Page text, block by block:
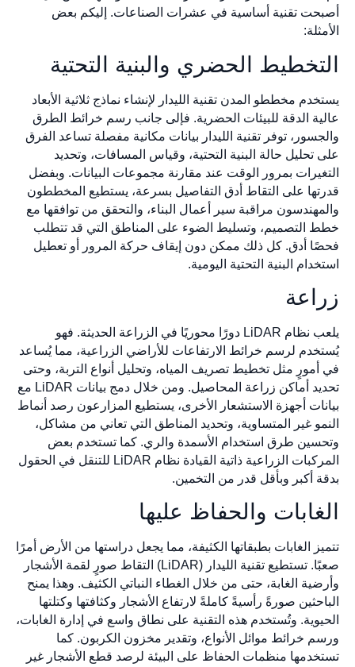
أصبحت تقنية أساسية في عشرات الصناعات. إليكم بعض
الأمثلة:
التخطيط الحضري والبنية التحتية
يستخدم مخططو المدن تقنية الليدار لإنشاء نماذج ثلاثية الأبعاد
عالية الدقة للبيئات الحضرية. فإلى جانب رسم خرائط الطرق
والجسور، توفر تقنية الليدار بيانات مكانية مفصلة تساعد الفرق
على تحليل حالة البنية التحتية، وقياس المسافات، وتحديد
التغيرات بمرور الوقت عند مقارنة مجموعات البيانات. وبفضل
قدرتها على التقاط أدق التفاصيل بسرعة، يستطيع المخططون
والمهندسون مراقبة سير أعمال البناء، والتحقق من توافقها مع
خطط التصميم، وتسليط الضوء على المناطق التي قد تتطلب
فحصًا أدق. كل ذلك ممكن دون إيقاف حركة المرور أو تعطيل
استخدام البنية التحتية اليومية.
زراعة
يلعب نظام LiDAR دورًا محوريًا في الزراعة الحديثة. فهو
يُستخدم لرسم خرائط الارتفاعات للأراضي الزراعية، مما يُساعد
في أمورٍ مثل تخطيط تصريف المياه، وتحليل أنواع التربة، وحتى
تحديد أماكن زراعة المحاصيل. ومن خلال دمج بيانات LiDAR مع
بيانات أجهزة الاستشعار الأخرى، يستطيع المزارعون رصد أنماط
النمو غير المتساوية، وتحديد المناطق التي تعاني من مشاكل،
وتحسين طرق استخدام الأسمدة والري. كما تستخدم بعض
المركبات الزراعية ذاتية القيادة نظام LiDAR للتنقل في الحقول
بدقة أكبر وبأقل قدر من التخمين.
الغابات والحفاظ عليها
تتميز الغابات بطبقاتها الكثيفة، مما يجعل دراستها من الأرض أمرًا
صعبًا. تستطيع تقنية الليدار (LiDAR) التقاط صورٍ لقمة الأشجار
وأرضية الغابة، حتى من خلال الغطاء النباتي الكثيف. وهذا يمنح
الباحثين صورةً رأسيةً كاملةً لارتفاع الأشجار وكثافتها وكتلتها
الحيوية. وتُستخدم هذه التقنية على نطاق واسع في إدارة الغابات،
ورسم خرائط موائل الأنواع، وتقدير مخزون الكربون. كما
تستخدمها منظمات الحفاظ على البيئة لرصد قطع الأشجار غير